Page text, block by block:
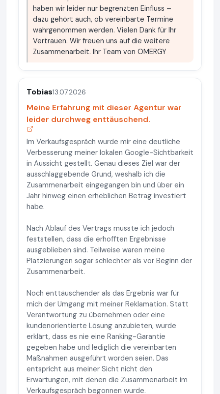
haben wir leider nur begrenzten Einfluss –
dazu gehört auch, ob vereinbarte Termine
wahrgenommen werden. Vielen Dank für Ihr
Vertrauen. Wir freuen uns auf die weitere
Zusammenarbeit. Ihr Team von OMERGY
Tobias13.07.2026
Meine Erfahrung mit dieser Agentur war
leider durchweg enttäuschend.
Im Verkaufsgespräch wurde mir eine deutliche
Verbesserung meiner lokalen Google-Sichtbarkeit
in Aussicht gestellt. Genau dieses Ziel war der
ausschlaggebende Grund, weshalb ich die
Zusammenarbeit eingegangen bin und über ein
Jahr hinweg einen erheblichen Betrag investiert
habe.
Nach Ablauf des Vertrags musste ich jedoch
feststellen, dass die erhofften Ergebnisse
ausgeblieben sind. Teilweise waren meine
Platzierungen sogar schlechter als vor Beginn der
Zusammenarbeit.
Noch enttäuschender als das Ergebnis war für
mich der Umgang mit meiner Reklamation. Statt
Verantwortung zu übernehmen oder eine
kundenorientierte Lösung anzubieten, wurde
erklärt, dass es nie eine Ranking-Garantie
gegeben habe und lediglich die vereinbarten
Maßnahmen ausgeführt worden seien. Das
entspricht aus meiner Sicht nicht den
Erwartungen, mit denen die Zusammenarbeit im
Verkaufsgespräch begonnen wurde.